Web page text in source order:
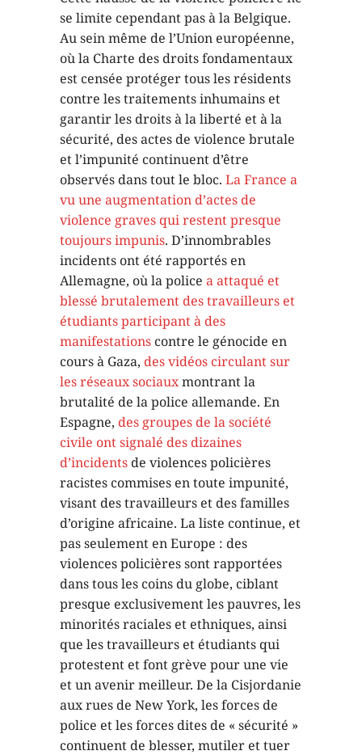
se limite cependant pas à la Belgique.
Au sein même de l’Union européenne,
où la Charte des droits fondamentaux
est censée protéger tous les résidents
contre les traitements inhumains et
garantir les droits à la liberté et à la
sécurité, des actes de violence brutale
et l’impunité continuent d’être
observés dans tout le bloc. La France a
vu une augmentation d’actes de
violence graves qui restent presque
toujours impunis. D’innombrables
incidents ont été rapportés en
Allemagne, où la police a attaqué et
blessé brutalement des travailleurs et
étudiants participant à des
manifestations contre le génocide en
cours à Gaza, des vidéos circulant sur
les réseaux sociauxmontrant la
brutalité de la police allemande. En
Espagne, des groupes de la société
civile ont signalé des dizaines
d’incidentsde violences policières
racistes commises en toute impunité,
visant des travailleurs et des familles
d’origine africaine. La liste continue, et
pas seulement en Europe : des
violences policières sont rapportées
dans tous les coins du globe, ciblant
presque exclusivement les pauvres, les
minorités raciales et ethniques, ainsi
que les travailleurs et étudiants qui
protestent et font grève pour une vie
et un avenir meilleur. De la Cisjordanie
aux rues de New York, les forces de
police et les forces dites de « sécurité »
continuent de blesser, mutiler et tuer